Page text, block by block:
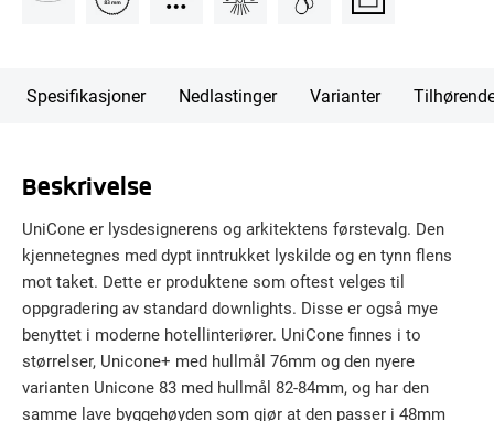
Spesifikasjoner Nedlastinger Varianter
Beskrivelse
UniCone er lysdesignerens og arkitektens førstevalg. Den
kjennetegnes med dypt inntrukket lyskilde og en tynn flens
mot taket. Dette er produktene som oftest velges til
oppgradering av standard downlights. Disse er også mye
benyttet i moderne hotellinteriører. UniCone finnes i to
størrelser, Unicone+ med hullmål 76mm og den nyere
varianten Unicone 83 med hullmål 82-84mm, og har den
samme lave byggehøyden som gjør at den passer i 48mm